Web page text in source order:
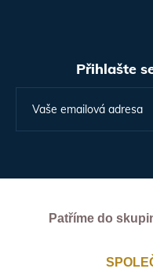
Přihlašte
Patříme do